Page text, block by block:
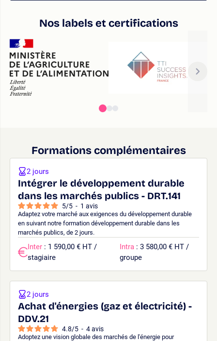
Nos labels et certifications
Formations complémentaires
Intégrer le développement durable
dans les marchés publics - DRT.141
5/5 - 1 avis
Adaptez votre marché aux exigences du développement durable
en suivant notre formation développement durable dans les
marchés publics, de 2 jours.
2 jours
Inter : 1 590,00 € HT /
stagiaire
Intra : 3 580,00 € HT /
groupe
Achat d'énergies (gaz et électricité) -
DDV.21
4.8/5 - 4avis
Adoptez une vision globale des marchés de l'énergie pour
2 jours